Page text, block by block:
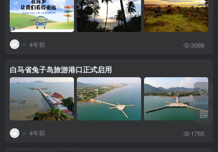
4年前 3688
白马省兔子岛旅游港口正式启用
4年前 1765